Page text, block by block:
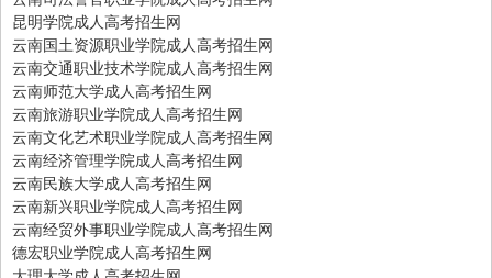
昆明学院成人高考招生网
云南国土资源职业学院成人高考招生网
云南交通职业技术学院成人高考招生网
云南师范大学成人高考招生网
云南旅游职业学院成人高考招生网
云南文化艺术职业学院成人高考招生网
云南经济管理学院成人高考招生网
云南民族大学成人高考招生网
云南新兴职业学院成人高考招生网
云南经贸外事职业学院成人高考招生网
德宏职业学院成人高考招生网